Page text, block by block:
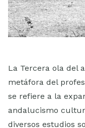
La Tercera ola del
metáfora del
se refiere a la
andalucismo
diversos estudios